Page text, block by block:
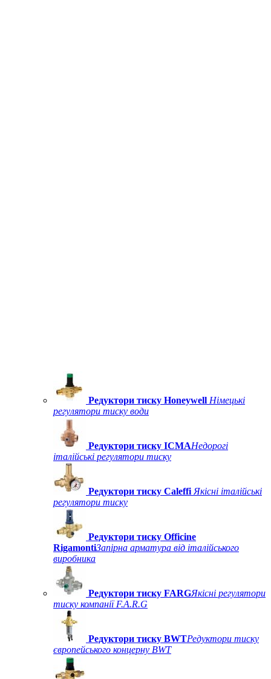
Редуктори тиску Honeywell Німецькі
регулятори тиску води
Редуктори тиску ICMAНедорогі
італійські регулятори тиску
Редуктори тиску Caleffi Якісні італійські
регулятори тиску
Редуктори тиску Officine
RigamontiЗапірна арматура від італійського
виробника
Редуктори тиску FARGЯкісні регулятори
тиску компанії F.A.R.G
Редуктори тиску BWTРедуктори тиску
європейського концерну BWT